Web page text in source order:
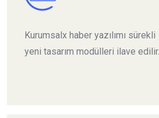
Kurumsalx haber yazılımı sürekli
yeni tasarım modülleri ilave edilir.